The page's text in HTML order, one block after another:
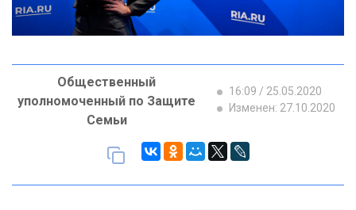
Общественный
уполномоченный по Защите
Семьи
16:09 / 25.05.2020
Изменен: 27.10.2020